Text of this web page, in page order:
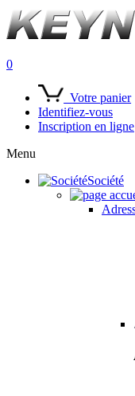
0
Votre panier
Identifiez-vous
Inscription en ligne
Menu
Société